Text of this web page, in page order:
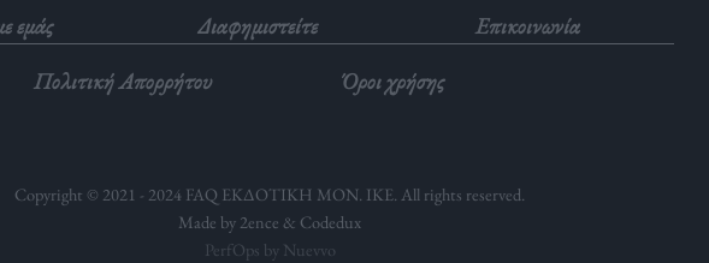
εμάς Διαφημιστείτε
Επικοινωνία
Πολιτική Απορρήτου
Όροι χρήσης
Copyright © 2021 - 2024 FAQ ΕΚΔΟΤΙΚΗ ΜΟΝ. ΙΚΕ. All rights reserved.
Made by 2ence & Codedux
PerfOps by Nuevvo